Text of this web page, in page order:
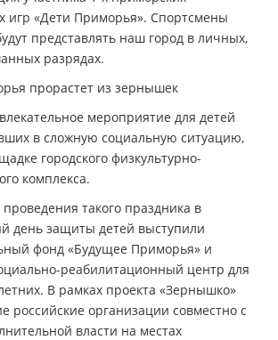
игр «Дети Приморья». Спортсмены
представлять наш город в личных,
разрядах.
прорастет из зернышек
мероприятие для детей
в сложную социальную ситуацию,
городского физкультурно-
комплекса.
такого праздника в
день защиты детей выступили
фонд «Будущее Приморья» и
реабилитационный центр для
В рамках проекта «Зернышко»
российские организации совместно с
власти на местах